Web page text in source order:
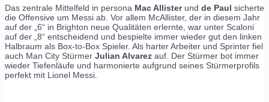
Das zentrale Mittelfeld in persona Mac Allisterund de Paul sicherte
die Offensive um Messi ab. Vor allem McAllister, der in diesem Jahr
auf der „6“ in Brighton neue Qualitäten erlernte, war unter Scaloni
auf der „8“ entscheidend und bespielte immer wieder gut den linken
Halbraum als Box-to-Box Spieler. Als harter Arbeiter und Sprinter fiel
auch Man City Stürmer Julian Alvarez auf. Der Stürmer bot immer
wieder Tiefenläufe und harmonierte aufgrund seines Stürmerprofils
perfekt mit Lionel Messi.